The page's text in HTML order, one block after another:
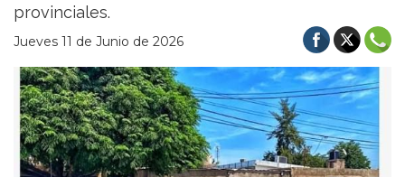
provinciales.
Jueves 11 de Junio de 2026